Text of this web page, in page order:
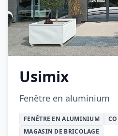
Usimix
Fenêtre en aluminium
FENÊTRE EN ALUMINIUM
MAGASIN DE BRICOLAGE